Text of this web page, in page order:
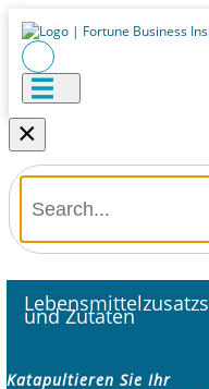
×
und Zutaten
Katapultieren Sie Ihr